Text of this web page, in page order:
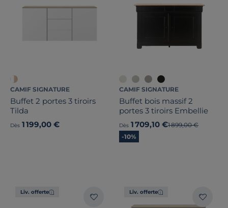
CAMIF SIGNATURE
Buffet 2 portes 3 tiroirs
Tilda
Dès 1 199,00 €
CAMIF SIGNATURE
Buffet bois massif 2
portes 3 tiroirs Embellie
Dès 1 709,10 €Ancien prix
1 899,00 €
-10%
Liv. offerte Liv. offerte